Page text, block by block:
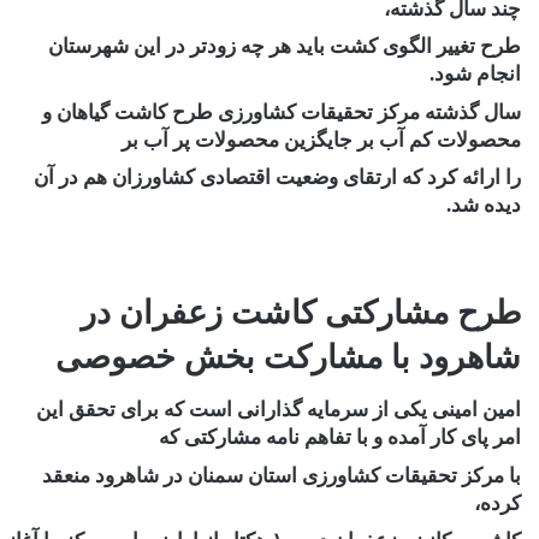
چند سال گذشته،
طرح تغییر الگوی کشت باید هر چه زودتر در این شهرستان
انجام شود.
سال گذشته مرکز تحقیقات کشاورزی طرح کاشت گیاهان و
محصولات کم آب بر جایگزین محصولات پر آب بر
را ارائه کرد که ارتقای وضعیت اقتصادی کشاورزان هم در آن
دیده شد.
طرح مشارکتی کاشت زعفران در
شاهرود با مشارکت بخش خصوصی
امین امینی یکی از سرمایه گذارانی است که برای تحقق این
امر پای کار آمده و با تفاهم نامه مشارکتی که
با مرکز تحقیقات کشاورزی استان سمنان در شاهرود منعقد
کرده،